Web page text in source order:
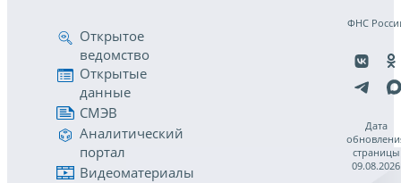
Открытое
ведомство
Открытые
данные
СМЭВ
Аналитический
портал
Видеоматериалы
ФНС
Дата
страницы
09.08.2026